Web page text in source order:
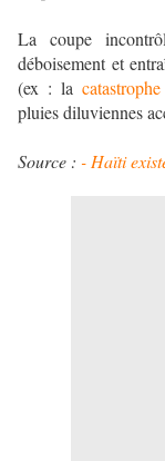
La coupe
déboisement et
(ex : la
pluies diluviennes
Source : - Haïti